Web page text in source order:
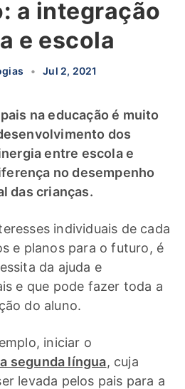
a integração
e escola
• Jul 2, 2021
na educação é muito
dos
entre escola e
no desempenho
das crianças.
individuais de cada
e planos para o futuro, é
da ajuda e
e que pode fazer toda a
do aluno.
iniciar o
segunda língua, cuja
levada pelos pais para a